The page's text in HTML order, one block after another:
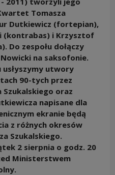
Tomasza
Dutkiewicz (fortepian),
(kontrabas) i Krzysztof
Do zespołu dołączy
na saksofonie.
usłyszymy utwory
90-tych przez
oraz
napisane dla
ekranie będą
z różnych okresów
Szukalskiego.
2 sierpnia o godz. 20
Ministerstwem